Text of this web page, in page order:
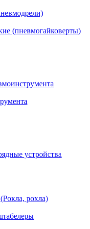
(пневмогайковерты)
устройства
рохла)